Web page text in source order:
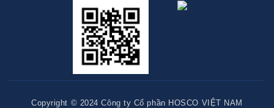
Copyright © 2024 Công ty Cổ phần HOSCO VIỆT NAM